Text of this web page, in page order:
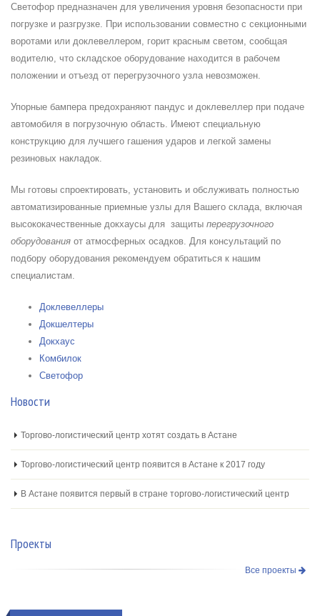
Светофор предназначен для увеличения уровня безопасности при
погрузке и разгрузке. При использовании совместно с секционными
воротами или доклевеллером, горит красным светом, сообщая
водителю, что складское оборудование находится в рабочем
положении и отъезд от перегрузочного узла невозможен.
Упорные бампера предохраняют пандус и доклевеллер при подаче
автомобиля в погрузочную область. Имеют специальную
конструкцию для лучшего гашения ударов и легкой замены
резиновых накладок.
Мы готовы спроектировать, установить и обслуживать полностью
автоматизированные приемные узлы для Вашего склада, включая
высококачественные докхаусы для защиты перегрузочного
оборудования от атмосферных осадков. Для консультаций по
подбору оборудования рекомендуем обратиться к нашим
специалистам.
Доклевеллеры
Докшелтеры
Докхауc
Комбилок
Светофор
Новости
Торгово-логистический центр хотят создать в Астане
Торгово-логистический центр появится в Астане к 2017 году
В Астане появится первый в стране торгово-логистический центр
Проекты
Все проекты